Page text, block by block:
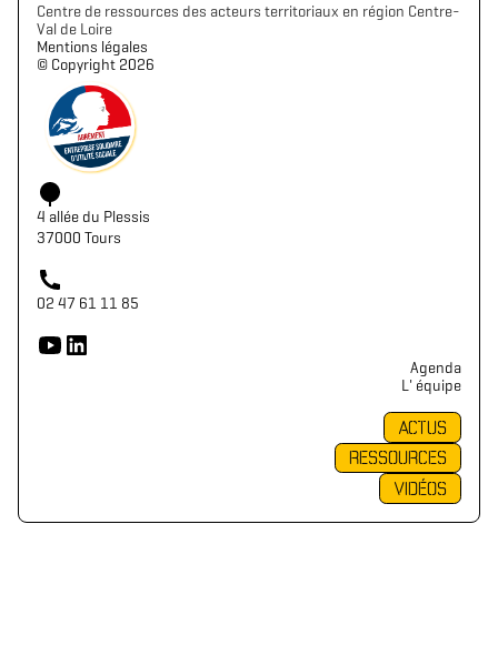
Centre de ressources des acteurs territoriaux en région Centre-
Val de Loire
Mentions légales
©️ Copyright 2026
4 allée du Plessis
37000 Tours
02 47 61 11 85
Agenda
L' équipe
ACTUS
RESSOURCES
VIDÉOS